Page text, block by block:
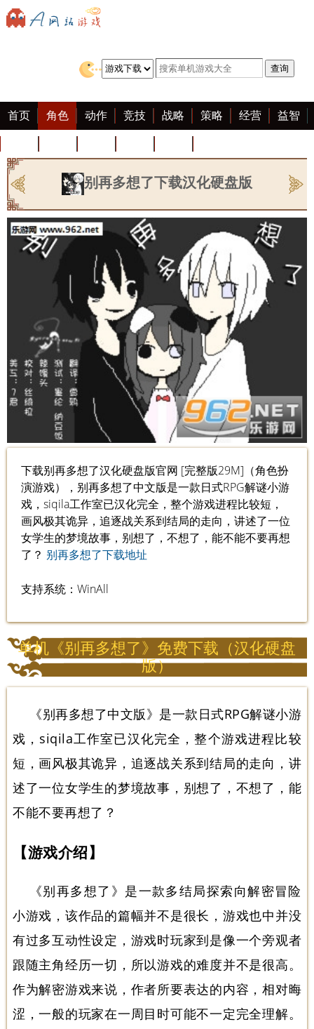
首页 角色 动作 竞技 战略 策略 经营 益智
别再多想了下载汉化硬盘版
下载别再多想了汉化硬盘版官网 [完整版29M]（角色扮
演游戏），别再多想了中文版是一款日式RPG解谜小游
戏，siqila工作室已汉化完全，整个游戏进程比较短，
画风极其诡异，追逐战关系到结局的走向，讲述了一位
女学生的梦境故事，别想了，不想了，能不能不要再想
了？ 别再多想了下载地址
支持系统：WinAll
单机《别再多想了》免费下载（汉化硬盘
版）
《别再多想了中文版》是一款日式RPG解谜小游
戏，siqila工作室已汉化完全，整个游戏进程比较
短，画风极其诡异，追逐战关系到结局的走向，讲
述了一位女学生的梦境故事，别想了，不想了，能
不能不要再想了？
【游戏介绍】
《别再多想了》是一款多结局探索向解密冒险
小游戏，该作品的篇幅并不是很长，游戏也中并没
有过多互动性设定，游戏时玩家到是像一个旁观者
跟随主角经历一切，所以游戏的难度并不是很高。
作为解密游戏来说，作者所要表达的内容，相对晦
涩，一般的玩家在一周目时可能不一定完全理解。